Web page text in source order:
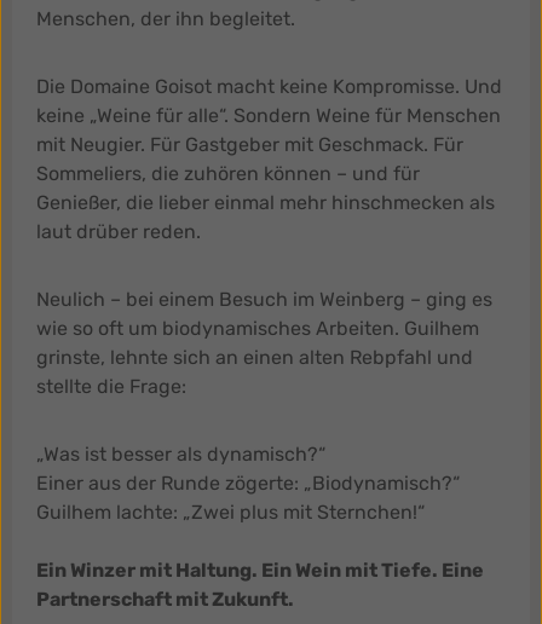
Menschen, der ihn begleitet.
Die Domaine Goisot macht keine Kompromisse. Und
keine „Weine für alle“. Sondern Weine für Menschen
mit Neugier. Für Gastgeber mit Geschmack. Für
Sommeliers, die zuhören können – und für
Genießer, die lieber einmal mehr hinschmecken als
laut drüber reden.
Neulich – bei einem Besuch im Weinberg – ging es
wie so oft um biodynamisches Arbeiten. Guilhem
grinste, lehnte sich an einen alten Rebpfahl und
stellte die Frage:
„Was ist besser als dynamisch?“
Einer aus der Runde zögerte: „Biodynamisch?“
Guilhem lachte: „Zwei plus mit Sternchen!“
Ein Winzer mit Haltung. Ein Wein mit Tiefe. Eine
Partnerschaft mit Zukunft.